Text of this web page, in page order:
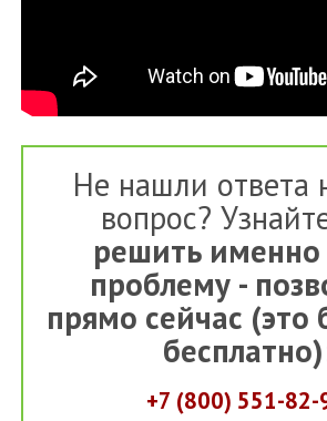
Не нашли ответа
вопрос?
решить
проблему -
прямо сейчас (это
+7 (800) 551-82-